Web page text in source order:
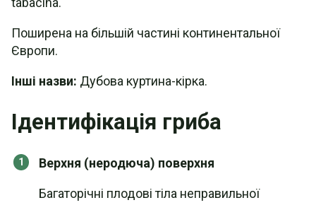
Поширена на більшій частині континентальної
Європи.
Інші назви: Дубова куртина-кірка.
Ідентифікація гриба
Верхня (неродюча) поверхня
Багаторічні плодові тіла неправильної